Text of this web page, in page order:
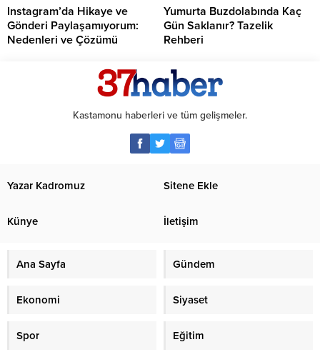
Instagram’da Hikaye ve
Gönderi Paylaşamıyorum:
Nedenleri ve Çözümü
Yumurta Buzdolabında Kaç
Gün Saklanır? Tazelik
Rehberi
Kastamonu haberleri ve tüm gelişmeler.
Yazar Kadromuz Sitene Ekle
Künye İletişim
Ana Sayfa Gündem
Ekonomi Siyaset
Spor Eğitim